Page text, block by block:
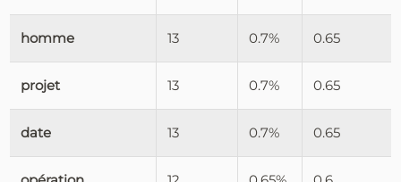
homme 13 0.7% 0.65
projet 13 0.7% 0.65
date 13 0.7% 0.65